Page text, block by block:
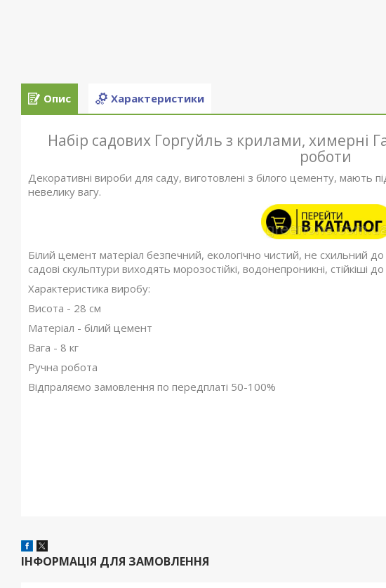
Опис Характеристики
Набір садових Горгуйль з крилами, химерні
роботи
Декоративні вироби для саду, виготовлені з білого цементу, мають
невелику вагу.
Білий цемент матеріал безпечний, екологічно чистий, не схильний
садові скульптури виходять морозостійкі, водонепроникні, стійкіші
Характеристика виробу:
Висота - 28 см
Матеріал - білий цемент
Вага - 8 кг
Ручна робота
Відпраляємо замовлення по передплаті 50-100%
ІНФОРМАЦІЯ ДЛЯ ЗАМОВЛЕННЯ